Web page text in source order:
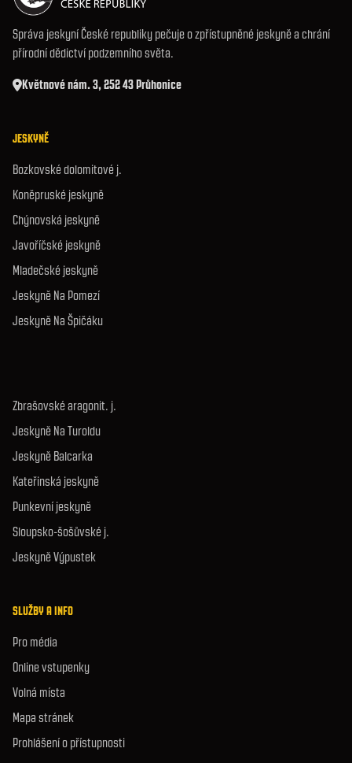
Správa jeskyní České republiky pečuje o zpřístupněné jeskyně a chrání
přírodní dědictví podzemního světa.
Květnové nám. 3, 252 43 Průhonice
JESKYNĚ
Bozkovské dolomitové j.
Koněpruské jeskyně
Chýnovská jeskyně
Javoříčské jeskyně
Mladečské jeskyně
Jeskyně Na Pomezí
Jeskyně Na Špičáku
Zbrašovské aragonit. j.
Jeskyně Na Turoldu
Jeskyně Balcarka
Kateřinská jeskyně
Punkevní jeskyně
Sloupsko-šošůvské j.
Jeskyně Výpustek
SLUŽBY A INFO
Pro média
Online vstupenky
Volná místa
Mapa stránek
Prohlášení o přístupnosti